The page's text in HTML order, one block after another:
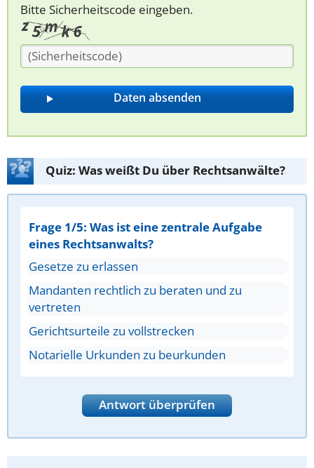
Bitte Sicherheitscode eingeben.
Quiz: Was weißt Du über Rechtsanwälte?
Frage 1/5: Was ist eine zentrale Aufgabe
eines Rechtsanwalts?
Gesetze zu erlassen
Mandanten rechtlich zu beraten und zu
vertreten
Gerichtsurteile zu vollstrecken
Notarielle Urkunden zu beurkunden
Antwort überprüfen